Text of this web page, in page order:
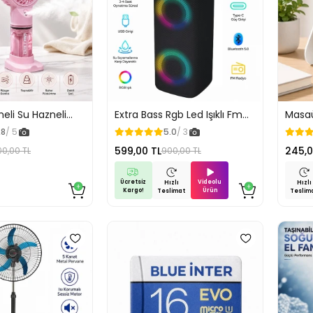
Su Hazneli
Soğutucu
/ 5
TL
Extra Bass Rgb Led Işıklı Fm
Radyolu Kablosuz Bluetooth
Hoparlör Dik Duruş Özellikli
5.0/ 3
599,00 TL900,00 TL
Ücretsiz
Kargo!
Hızlı
Teslimat
Videolu
Ürün
Hızlı